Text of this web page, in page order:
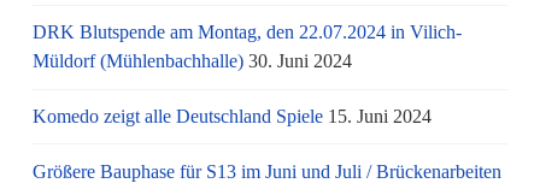
DRK Blutspende am Montag, den 22.07.2024 in Vilich-
Müldorf (Mühlenbachhalle) 30. Juni 2024
Komedo zeigt alle Deutschland Spiele 15. Juni 2024
Größere Bauphase für S13 im Juni und Juli / Brü­cken­ar­bei­ten